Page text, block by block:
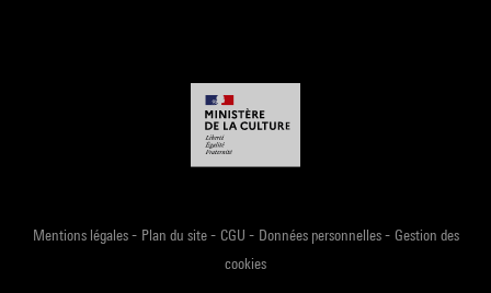
Mentions légales- Plan du site- CGU - Données personnelles- Gestion des
cookies